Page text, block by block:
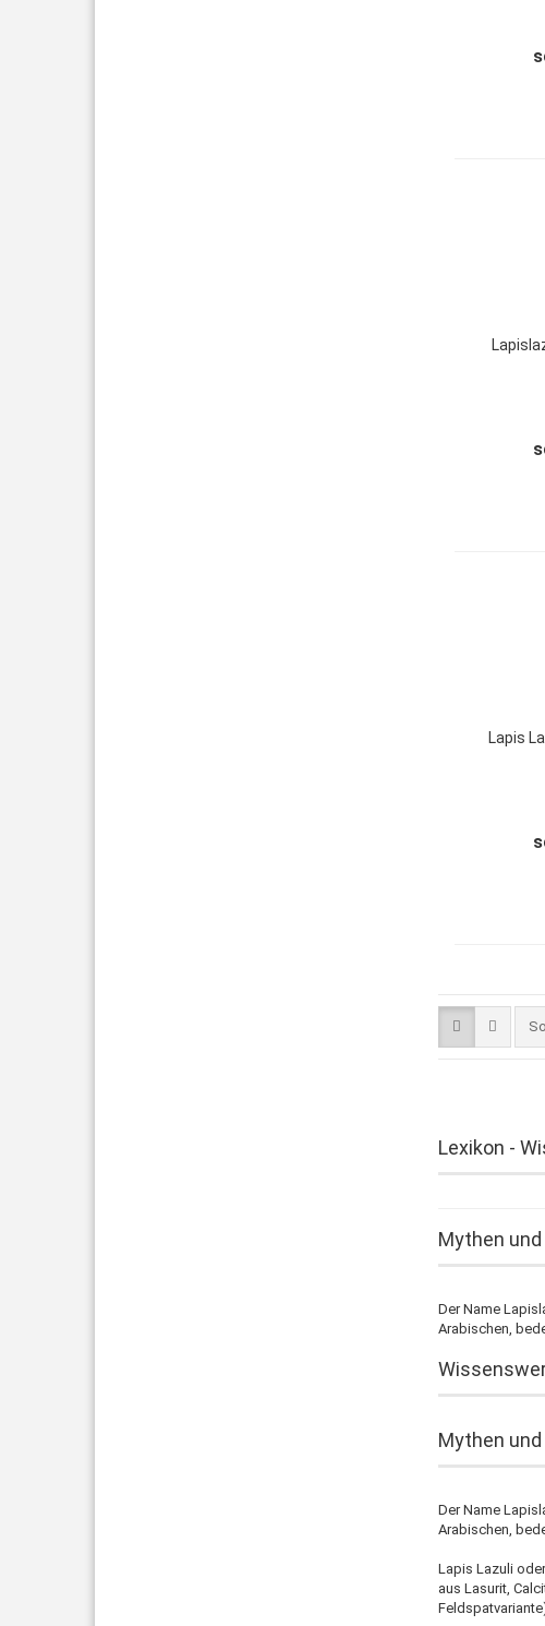
Lapis
Lexikon -
Mythen
Der Name
Arabischen,
Mythen
Der Name
Arabischen,
Lapis Lazuli
aus Lasurit,